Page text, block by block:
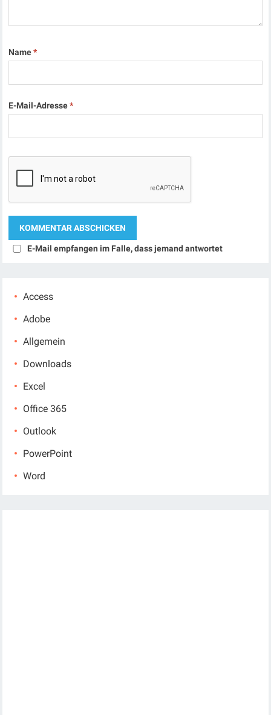
Name*
E-Mail-Adresse*
E-Mail empfangen im Falle, dass jemand antwortet
Access
Adobe
Allgemein
Downloads
Excel
Office 365
Outlook
PowerPoint
Word